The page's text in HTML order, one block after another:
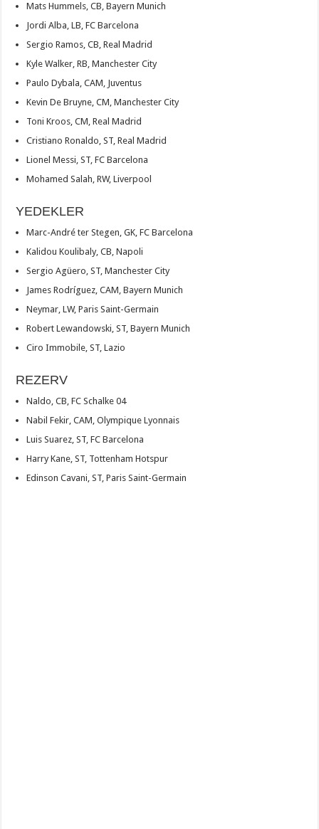
Mats Hummels, CB, Bayern Munich
Jordi Alba, LB, FC Barcelona
Sergio Ramos, CB, Real Madrid
Kyle Walker, RB, Manchester City
Paulo Dybala, CAM, Juventus
Kevin De Bruyne, CM, Manchester City
Toni Kroos, CM, Real Madrid
Cristiano Ronaldo, ST, Real Madrid
Lionel Messi, ST, FC Barcelona
Mohamed Salah, RW, Liverpool
YEDEKLER
Marc-André ter Stegen, GK, FC Barcelona
Kalidou Koulibaly, CB, Napoli
Sergio Agüero, ST, Manchester City
James Rodríguez, CAM, Bayern Munich
Neymar, LW, Paris Saint-Germain
Robert Lewandowski, ST, Bayern Munich
Ciro Immobile, ST, Lazio
REZERV
Naldo, CB, FC Schalke 04
Nabil Fekir, CAM, Olympique Lyonnais
Luis Suarez, ST, FC Barcelona
Harry Kane, ST, Tottenham Hotspur
Edinson Cavani, ST, Paris Saint-Germain